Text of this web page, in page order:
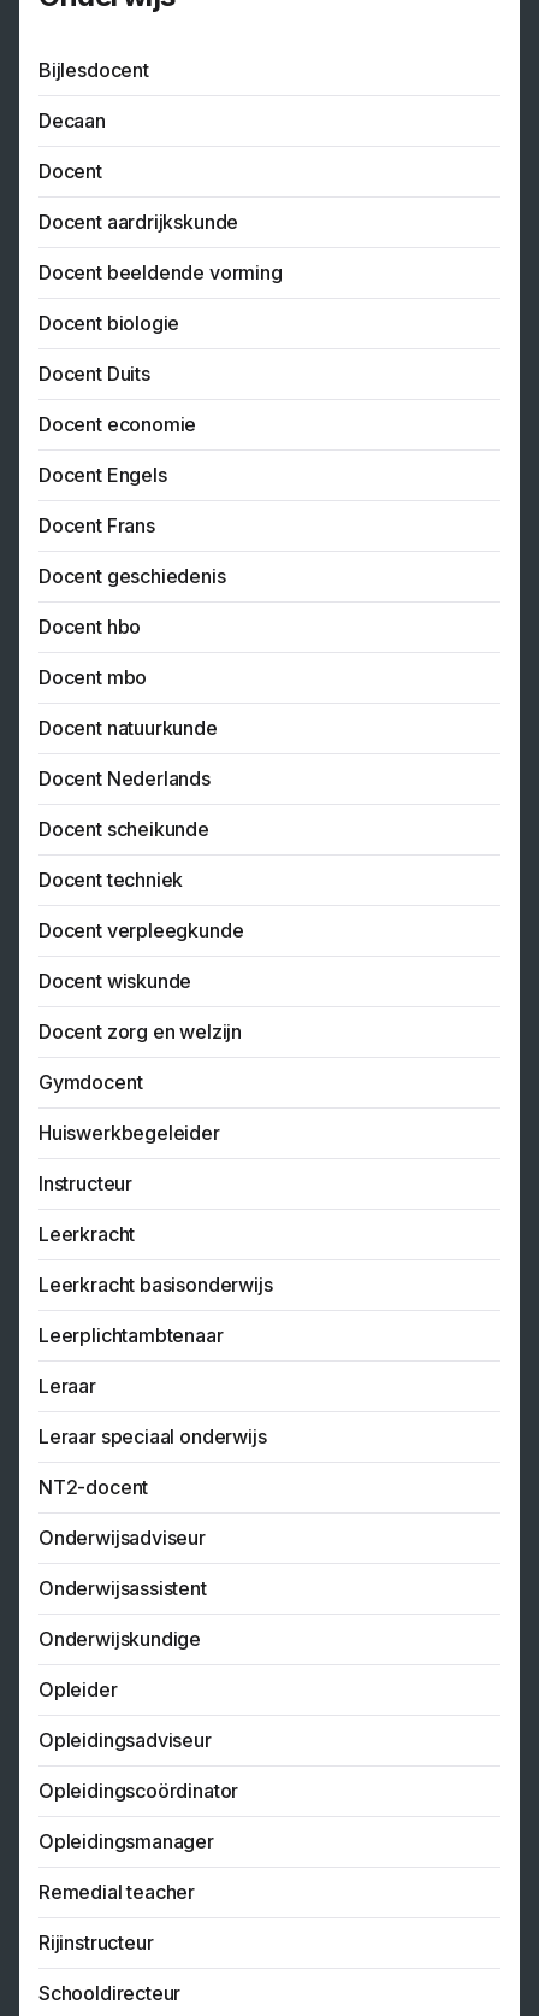
Bijlesdocent
Decaan
Docent
Docent aardrijkskunde
Docent beeldende vorming
Docent biologie
Docent Duits
Docent economie
Docent Engels
Docent Frans
Docent geschiedenis
Docent hbo
Docent mbo
Docent natuurkunde
Docent Nederlands
Docent scheikunde
Docent techniek
Docent verpleegkunde
Docent wiskunde
Docent zorg en welzijn
Gymdocent
Huiswerkbegeleider
Instructeur
Leerkracht
Leerkracht basisonderwijs
Leerplichtambtenaar
Leraar
Leraar speciaal onderwijs
NT2-docent
Onderwijsadviseur
Onderwijsassistent
Onderwijskundige
Opleider
Opleidingsadviseur
Opleidingscoördinator
Opleidingsmanager
Remedial teacher
Rijinstructeur
Schooldirecteur